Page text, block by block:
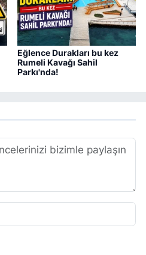
Eğlence Durakları bu kez
Rumeli Kavağı Sahil
Parkı'nda!